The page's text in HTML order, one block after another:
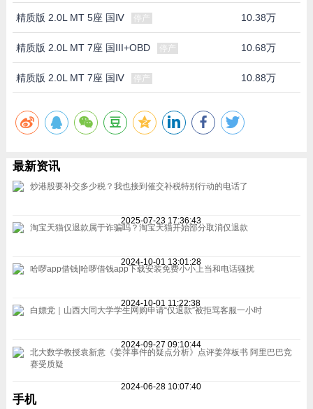
精质版 2.0L MT 5座 国Ⅳ 停产 10.38万
精质版 2.0L MT 7座 国III+OBD 停产 10.68万
精质版 2.0L MT 7座 国Ⅳ 停产 10.88万
最新资讯
炒港股要补交多少税？我也接到催交补税特别行动的电话了
2025-07-23 17:36:43
淘宝天猫仅退款属于诈骗吗？淘宝天猫开始部分取消仅退款
2024-10-01 13:01:28
哈啰app借钱|哈啰借钱app下载安装免费小小上当和电话骚扰
2024-10-01 11:22:38
白嫖党｜山西大同大学学生网购申请“仅退款”被拒骂客服一小时
2024-09-27 09:10:44
北大数学教授袁新意《姜萍事件的疑点分析》点评姜萍板书 阿里巴巴竞
赛受质疑
2024-06-28 10:07:40
手机